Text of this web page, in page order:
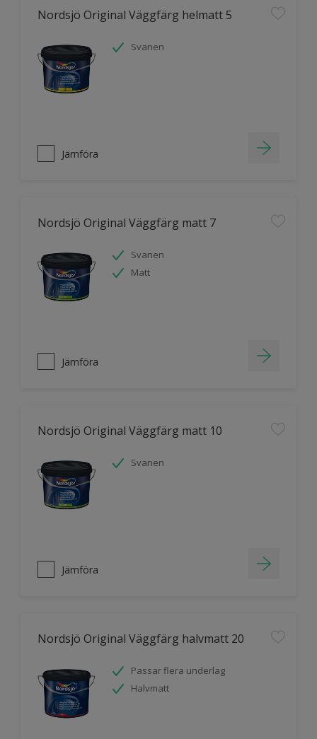
Nordsjö Original Väggfärg helmatt 5
Svanen
Jämföra
Nordsjö Original Väggfärg matt 7
Svanen
Matt
Jämföra
Nordsjö Original Väggfärg matt 10
Svanen
Jämföra
Nordsjö Original Väggfärg halvmatt 20
Passar flera underlag
Halvmatt